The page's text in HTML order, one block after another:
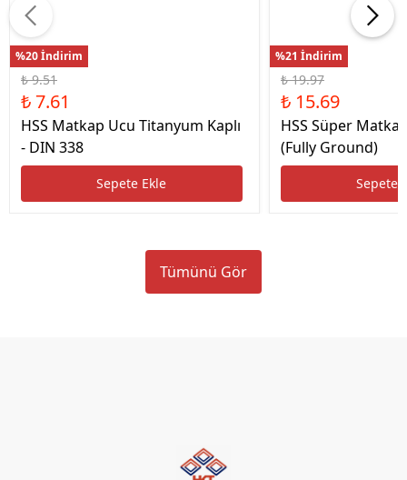
%20 İndirim
₺ 9.51
₺ 7.61
HSS Matkap Ucu Titanyum Kaplı
- DIN 338
Sepete Ekle
%21 İndirim
₺ 19.97
₺ 15.69
HSS Süper
(Fully Ground)
Sepete
Tümünü Gör